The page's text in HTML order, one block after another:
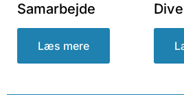
Samarbejde
Læs mere